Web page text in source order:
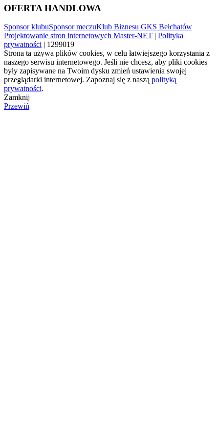
OFERTA HANDLOWA
Sponsor klubuSponsor meczuKlub Biznesu GKS Bełchatów
Projektowanie stron internetowych Master-NET | Polityka
prywatności | 1299019
Strona ta używa plików cookies, w celu łatwiejszego korzystania z
naszego serwisu internetowego. Jeśli nie chcesz, aby pliki cookies
były zapisywane na Twoim dysku zmień ustawienia swojej
przeglądarki internetowej. Zapoznaj się z naszą polityką
prywatności.
Zamknij
Przewiń